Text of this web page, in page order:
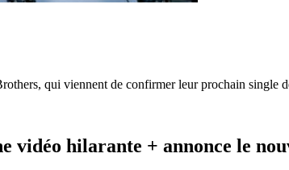
qui viennent de confirmer leur prochain
vidéo hilarante + annonce le